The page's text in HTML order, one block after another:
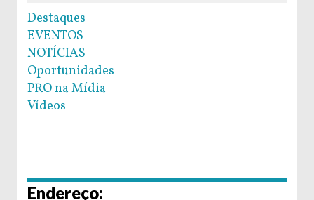
Destaques
EVENTOS
NOTÍCIAS
Oportunidades
PRO na Mídia
Vídeos
Endereço: